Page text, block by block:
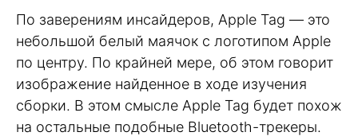
По заверениям инсайдеров, Apple Tag — это
небольшой белый маячок с логотипом Apple
по центру. По крайней мере, об этом говорит
изображение найденное в ходе изучения
сборки. В этом смысле Apple Tag будет похож
на остальные подобные Bluetooth-трекеры.